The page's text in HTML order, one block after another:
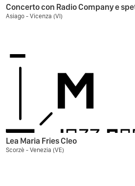
Concerto con Radio Company e
Asiago - Vicenza (VI)
Lea Maria Fries Cleo
Scorzè - Venezia (VE)